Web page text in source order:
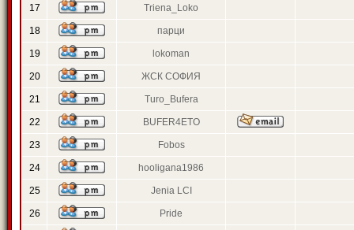
17 Triena_Loko
18 парци
19 lokoman
20 ЖСК СОФИЯ
21 Turo_Bufera
22 BUFER4ETO
23 Fobos
24 hooligana1986
25 Jenia LCI
26 Pride